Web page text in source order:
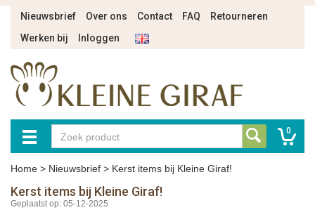
Nieuwsbrief Over ons Contact FAQ
Retourneren
Werken bij
Inloggen
0
Home > Nieuwsbrief > Kerst items bij Kleine Giraf!
Kerst items bij Kleine Giraf!
Geplaatst op: 05-12-2025